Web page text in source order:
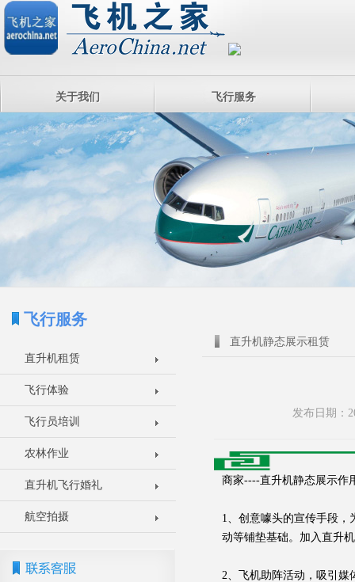
关于我们 飞行服务
飞行服务
直升机租赁
飞行体验
飞行员培训
农林作业
直升机飞行婚礼
航空拍摄
直升机静态展示租赁
发布日期：
商家----直升机静态展示作
1、创意噱头的宣传手段
动等铺垫基础。加入直升
2、飞机助阵活动，吸引媒